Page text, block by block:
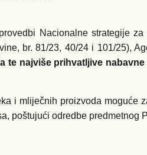
Nacionalne strategije
br. 81/23, 40/24 i 101/25),
te najviše prihvatljive
i mliječnih proizvoda moguće
poštujući odredbe predmetnog